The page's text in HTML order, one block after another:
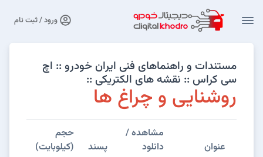
ورود / ثبت نام
مستندات و راهنماهای فنی ایران خودرو :: اچ
سی کراس :: نقشه های الکتریکی ::
روشنایی و چراغ ها
عنوان
مشاهده /
دانلود
پسند
حجم
(کیلوبایت)